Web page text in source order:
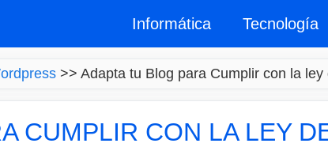
Informática Tecnología
>> Adapta tu Blog para Cumplir con la
CUMPLIR CON LA LEY